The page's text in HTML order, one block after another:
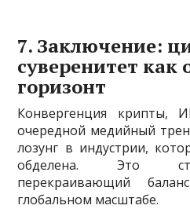
7. Заключение:
суверенитет как
горизонт
Конвергенция крипты,
очередной медийный
лозунг в индустрии,
обделена. Это
перекраивающий
глобальном масштабе.